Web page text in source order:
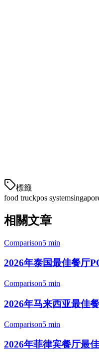
標籤
food truckpos system
相關文章
Comparison5 min
2026年泰国最佳餐厅
Comparison5 min
2026年马来西亚最佳
Comparison5 min
2026年菲律宾餐厅最